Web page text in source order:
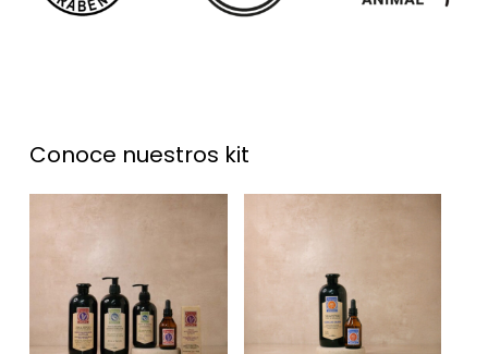
Conoce nuestros kit